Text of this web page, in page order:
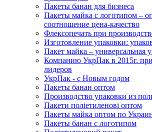
Пакеты банан для бизнеса
Пакеты майка с логотипом –
соотношение цена-качество
Флексопечать при
Изготовление упаковки:
Пакет майка – универсальная
Компанию УкрПак в 2015г.
лидеров
УкрПак - с Новым годом
Пакеты банан оптом
Производство упаковки из
Пакети поліетиленові оптом
Пакеты майка оптом по
Пакеты банан с логотипом